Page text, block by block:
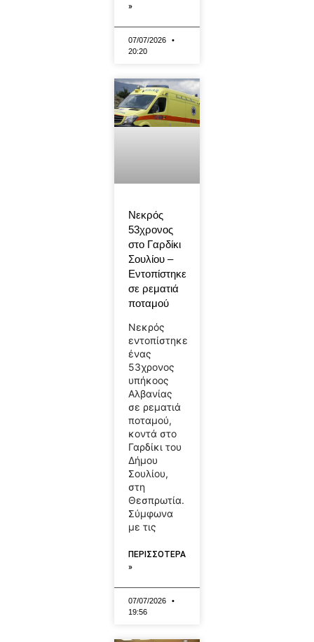
»
07/07/2026
20:20
Νεκρός
53χρονος
στο Γαρδίκι
Σουλίου –
Εντοπίστηκε
σε ρεματιά
ποταμού
Νεκρός
εντοπίστηκε
ένας
53χρονος
υπήκοος
Αλβανίας
σε ρεματιά
ποταμού,
κοντά στο
Γαρδίκι του
Δήμου
Σουλίου,
στη
Θεσπρωτία.
Σύμφωνα
με τις
ΠΕΡΙΣΣΟΤΕΡΑ
»
07/07/2026
19:56